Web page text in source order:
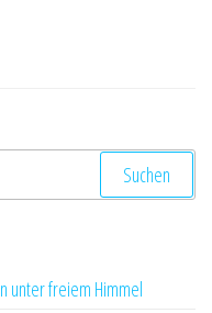
unter freiem Himmel